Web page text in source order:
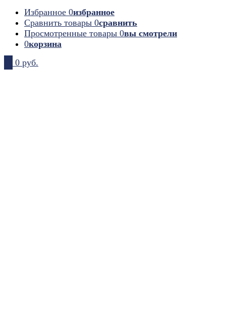
Избранное 0избранное
Сравнить товары 0сравнить
Просмотренные товары 0вы смотрели
0корзина
0 руб.